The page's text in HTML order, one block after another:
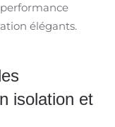
élégants.
isolation et